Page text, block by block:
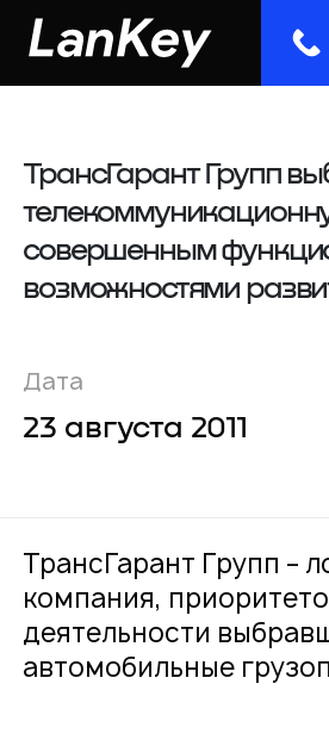
Меню
Главная
Облачные сервисы
Проекты
ТрансГарант Групп
совершенным
возможностями
Дата
23 августа 2011
ТрансГарант Групп –
компания,
деятельности
автомобильные